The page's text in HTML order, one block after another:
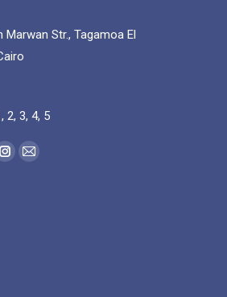
Marwan Str., Tagamoa El
2, 3, 4, 5
Instagram
Mail